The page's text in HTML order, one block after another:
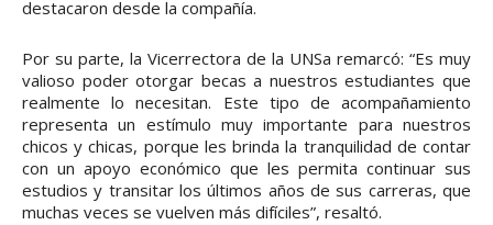
destacaron desde la compañía.
Por su parte, la Vicerrectora de la UNSa remarcó: “Es muy
valioso poder otorgar becas a nuestros estudiantes que
realmente lo necesitan. Este tipo de acompañamiento
representa un estímulo muy importante para nuestros
chicos y chicas, porque les brinda la tranquilidad de contar
con un apoyo económico que les permita continuar sus
estudios y transitar los últimos años de sus carreras, que
muchas veces se vuelven más difíciles”, resaltó.